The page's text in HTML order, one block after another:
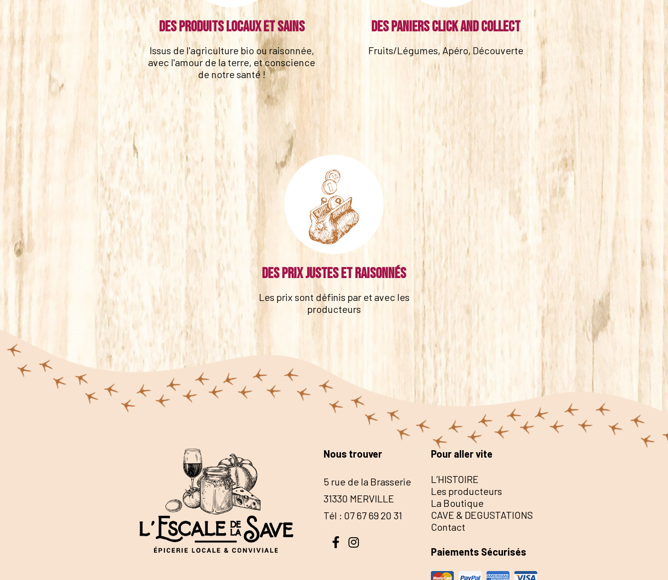
Des produits locaux et sains
Issus de l'agriculture bio ou raisonnée,
avec l'amour de la terre, et conscience
de notre santé !
Des paniers click and collect
Fruits/Légumes, Apéro, Découverte
Des prix justes et raisonnés
Les prix sont définis par et avec les
producteurs
Nous trouver
5 rue de la Brasserie
31330 MERVILLE
Tél : 07 67 69 20 31
Pour aller vite
L’HISTOIRE
Les producteurs
La Boutique
CAVE & DEGUSTATIONS
Contact
Paiements Sécurisés